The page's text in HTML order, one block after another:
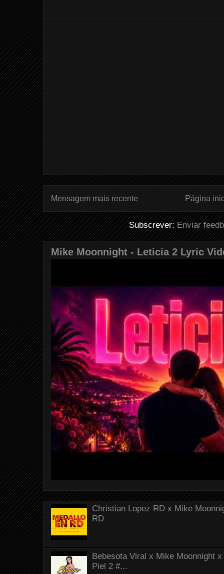
Mensagem mais recente Página
Subscrever:Enviar
Mike Moonnight - Leticia 2 Lyric
Christian Lopez RD x Mike
RD
Bebesota Viral x Mike Moonnight
Piel 2 #...